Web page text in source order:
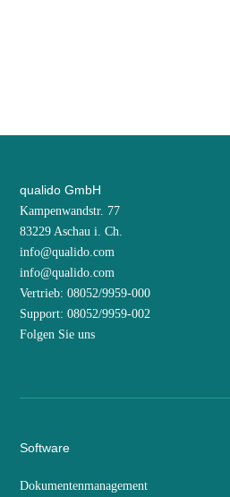
qualido GmbH
Kampenwandstr. 77
83229 Aschau i. Ch.
info@qualido.com
info@qualido.com
Vertrieb: 08052/9959-000
Support: 08052/9959-002
Folgen Sie uns
Software
Dokumentenmanagement